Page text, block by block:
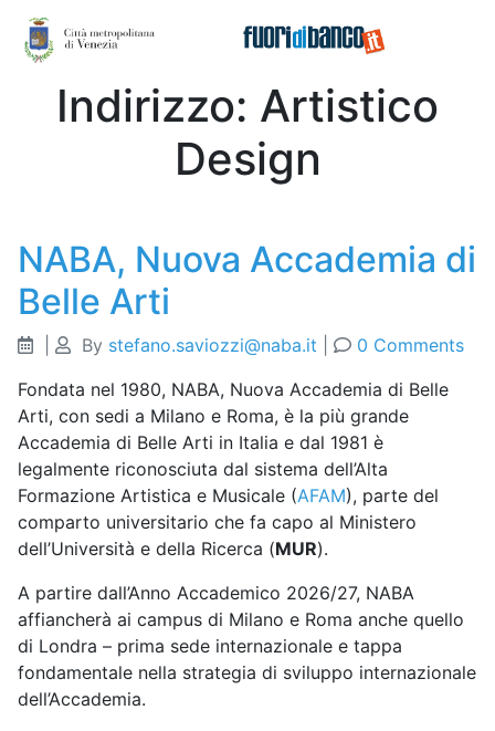
Indirizzo: Artistico
Design
NABA, Nuova Accademia di
Belle Arti
By stefano.saviozzi@naba.it
0 Comments
Fondata nel 1980, NABA, Nuova Accademia di Belle
Arti, con sedi a Milano e Roma, è la più grande
Accademia di Belle Arti in Italia e dal 1981 è
legalmente riconosciuta dal sistema dell’Alta
Formazione Artistica e Musicale (AFAM), parte del
comparto universitario che fa capo al Ministero
dell’Università e della Ricerca (MUR).
A partire dall’Anno Accademico 2026/27, NABA
affiancherà ai campus di Milano e Roma anche quello
di Londra – prima sede internazionale e tappa
fondamentale nella strategia di sviluppo internazionale
dell’Accademia.